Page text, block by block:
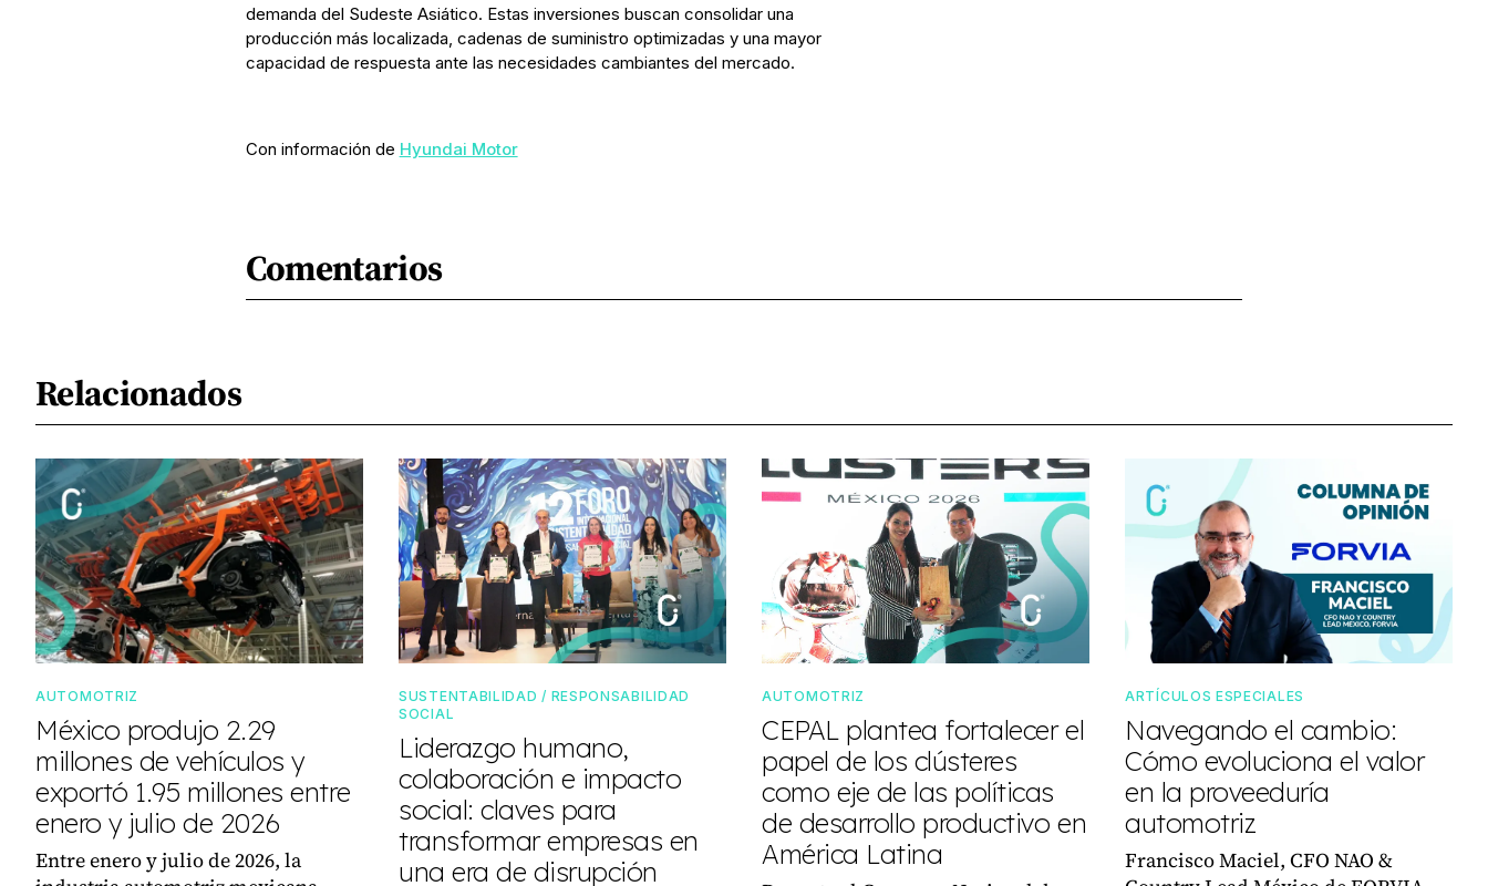
demanda del Sudeste Asiático. Estas inversiones buscan consolidar una
producción más localizada, cadenas de suministro optimizadas y una mayor
capacidad de respuesta ante las necesidades cambiantes del mercado.
Con información de Hyundai Motor
Comentarios
Relacionados
AUTOMOTRIZ
México produjo 2.29
millones de vehículos y
exportó 1.95 millones entre
enero y julio de 2026
Entre enero y julio de 2026, la
SUSTENTABILIDAD / RESPONSABILIDAD
SOCIAL
Liderazgo humano,
colaboración e impacto
social: claves para
transformar empresas en
una era de disrupción
AUTOMOTRIZ
CEPAL plantea fortalecer el
papel de los clústeres
como eje de las políticas
de desarrollo productivo en
América Latina
ARTÍCULOS ESPECIALES
Navegando el cambio:
Cómo evoluciona el valor
en la proveeduría
automotriz
Francisco Maciel, CFO NAO &